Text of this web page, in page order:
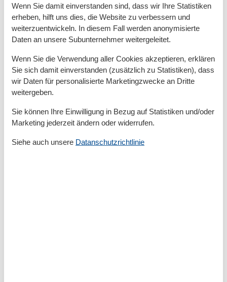
Nichtraucher
Quadratmeter
Zimmer
Privater P-Platz
Sonnenschirm
Terrasse
Backofen
Kaffeemaschine
Kühlschrank
Wenn Sie damit einverstanden sind, dass wir Ihre Statistiken
erheben, hilft uns dies, die Website zu verbessern und
weiterzuentwickeln. In diesem Fall werden anonymisierte
Daten an unsere Subunternehmer weitergeleitet.
Wenn Sie die Verwendung aller Cookies akzeptieren, erklären
Sie sich damit einverstanden (zusätzlich zu Statistiken), dass
wir Daten für personalisierte Marketingzwecke an Dritte
weitergeben.
Sie können Ihre Einwilligung in Bezug auf Statistiken und/oder
Marketing jederzeit ändern oder widerrufen.
Siehe auch unsere Datanschutzrichtlinie